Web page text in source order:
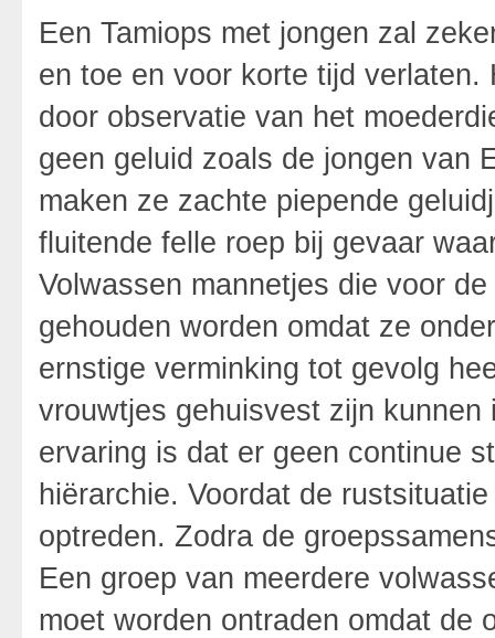
Een Tamiops met jongen zal
en toe en voor korte tijd
door observatie van het
geen geluid zoals de jongen van
maken ze zachte piepende
fluitende felle roep bij gevaar
Volwassen mannetjes die voor
gehouden worden omdat ze
ernstige verminking tot gevolg
vrouwtjes gehuisvest zijn
ervaring is dat er geen continue
hiërarchie. Voordat de
optreden. Zodra de
Een groep van meerdere
moet worden ontraden omdat de